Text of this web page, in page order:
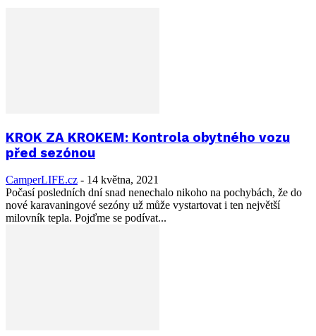
KROK ZA KROKEM: Kontrola obytného vozu
před sezónou
CamperLIFE.cz - 14 května, 2021
Počasí posledních dní snad nenechalo nikoho na pochybách, že do
nové karavaningové sezóny už může vystartovat i ten největší
milovník tepla. Pojďme se podívat...